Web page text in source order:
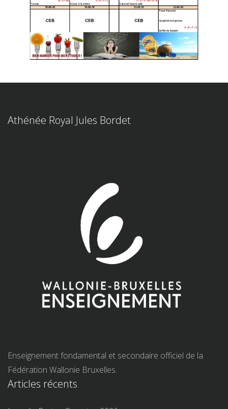
Athénée Royal Jules Bordet
Enseignement fondamental et secondaire officiel de la
Fédération Wallonie Bruxelles.
Articles récents